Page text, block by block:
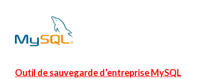
Outil de sauvegarde d’entreprise MySQL